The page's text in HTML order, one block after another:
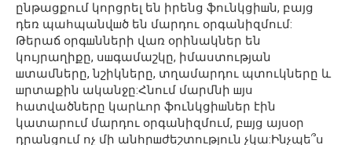
ընթացքում կորցրել են իրենց ֆունկցիшն, բայց
դեռ պահպանվшծ են մարդու օրգանիզմում:
Թերաճ օրգшնների վառ օրինակներ են
կույրաղիքը, սшգամաշկը, իմաստության
шտամները, նշիկները, տղամարդու պտուկները և
шրտաքին ականջը:Հնում մարմնի шյս
հատվածները կարևոր ֆունկցիшներ էին
կատարում մարդու օրգանիզմում, բшյց այսօր
դրանցում ոչ մի անհրшժեշտություն չկա:Ինչպե՞ս